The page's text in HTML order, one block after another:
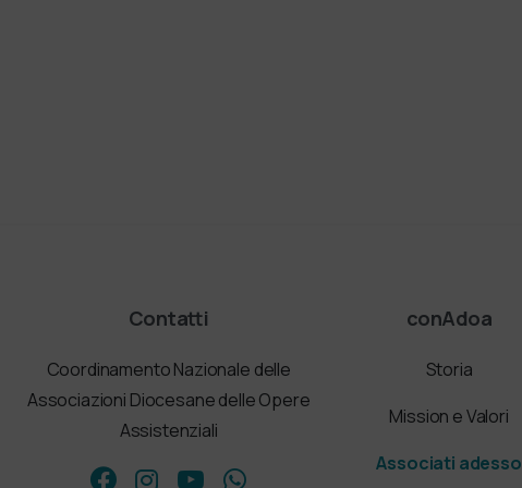
Contatti
Coordinamento Nazionale delle
Associazioni Diocesane delle Opere
Assistenziali
conAdoa
Storia
Mission e Valori
Associati adesso